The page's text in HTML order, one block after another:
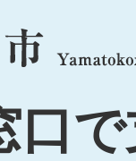
menu
口